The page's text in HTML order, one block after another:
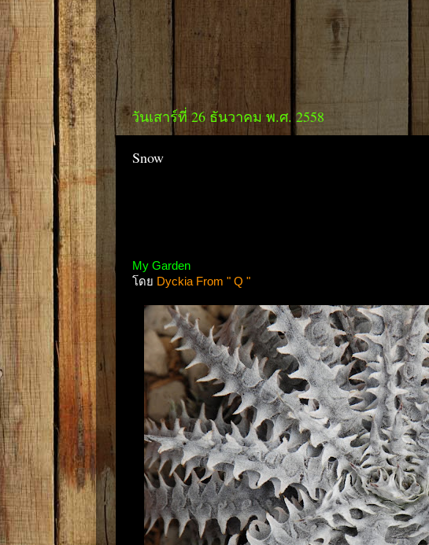
วันเสาร์ที่ 26 ธันวาคม พ.ศ. 2558
Snow
My Garden
โดย Dyckia From " Q "